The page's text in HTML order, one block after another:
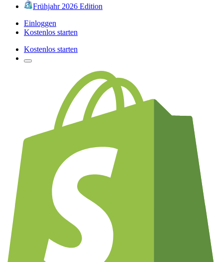
Frühjahr 2026 Edition
Einloggen
Kostenlos starten
Kostenlos starten